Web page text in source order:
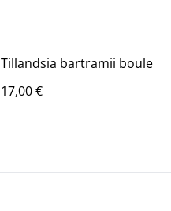
Tillandsia bartramii boule
17,00 €